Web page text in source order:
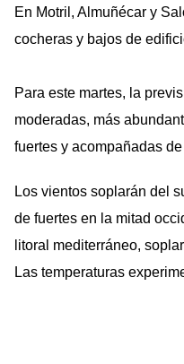
En Motril, Almuñécar y
cocheras y bajos de
Para este martes, la
moderadas, más
fuertes y acompañadas
Los vientos soplarán del
de fuertes en la mitad
litoral mediterráneo,
Las temperaturas